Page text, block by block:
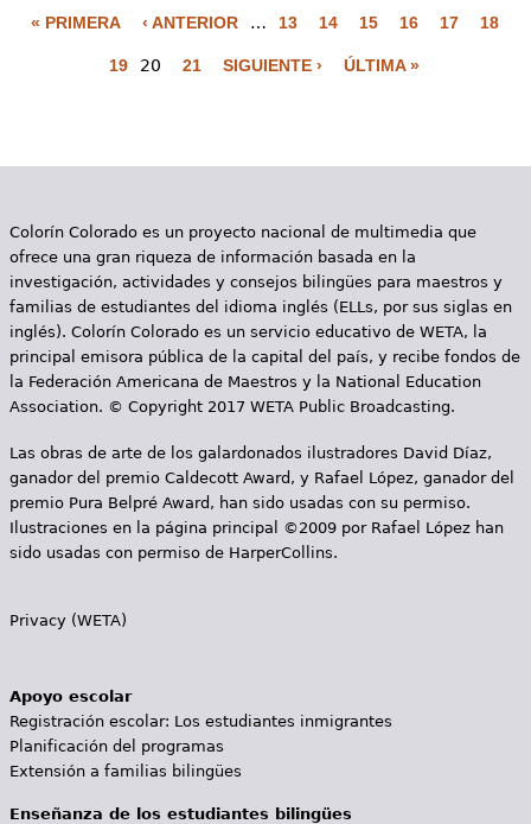
i
a
s
« PRIMERA ‹ ANTERIOR … 13 14 15 16 17 18
19 20 21 SIGUIENTE › ÚLTIMA »
Colorín Colorado es un proyecto nacional de multimedia que
ofrece una gran riqueza de información basada en la
investigación, actividades y consejos bilingües para maestros y
familias de estudiantes del idioma inglés (ELLs, por sus siglas en
inglés). Colorín Colorado es un servicio educativo de WETA, la
principal emisora pública de la capital del país, y recibe fondos de
la Federación Americana de Maestros y la National Education
Association. © Copyright 2017 WETA Public Broadcasting.
Las obras de arte de los galardonados ilustradores David Díaz,
ganador del premio Caldecott Award, y Rafael López, ganador del
premio Pura Belpré Award, han sido usadas con su permiso.
Ilustraciones en la página principal ©2009 por Rafael López han
sido usadas con permiso de HarperCollins.
Privacy (WETA)
Apoyo escolar
Registración escolar: Los estudiantes inmigrantes
Planificación del programas
Extensión a familias bilingües
Enseñanza de los estudiantes bilingües